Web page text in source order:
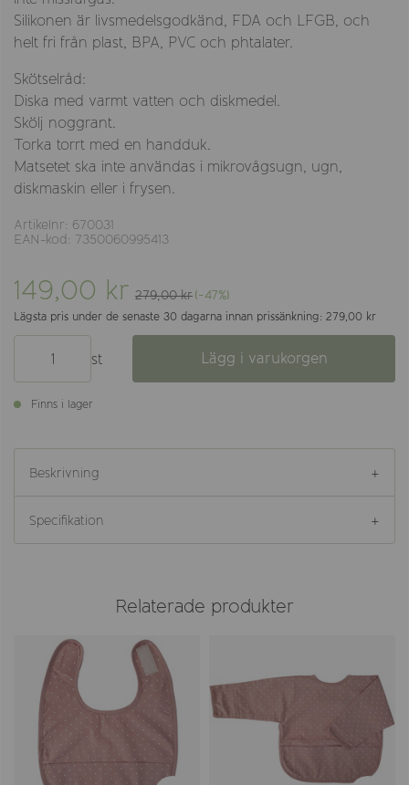
Silikonen är livsmedelsgodkänd, FDA och LFGB, och
helt fri från plast, BPA, PVC och phtalater.
Skötselråd:
Diska med varmt vatten och diskmedel.
Skölj noggrant.
Torka torrt med en handduk.
Matsetet ska inte användas i mikrovågsugn, ugn,
diskmaskin eller i frysen.
Artikelnr: 670031
EAN-kod: 7350060995413
149,00 kr 279,00 kr(-47%)
Lägsta pris under de senaste 30 dagarna innan prissänkning: 279,00 kr
st Lägg i varukorgen
Finns i lager
Beskrivning
Specifikation
Relaterade produkter